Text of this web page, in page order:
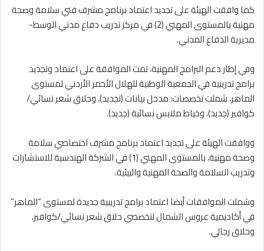
كما وافقت الهيئة على تجديد اعتماد برنامج مشرف فني سلامة وصحة
مهنية بالمستوى المهني (2) في مركز تدريب دفاع مدني الوسط-
مديرية الدفاع المدني.
وفي إطار دعم البرامج المهنية، تمت الموافقة على اعتماد وتجديد
برامج تدريبية في الجمعية الوطنية للهلال الأحمر الأردني لمستوى
الماهر، شملت تخصصات: مدخل بيانات (تجديد)، وحلاق شعر نسائي/
كوافير (جديد)، وخياط ملابس نسائية (جديد).
ووافقت الهيئة على تجديد اعتماد برنامج مشرف اختصاصي سلامة
وصحة مهنية، بالمستوى المهني (1) في الشركة الهندسية للاستشارات
وتدريب السلامة والصحة المهنية والبيئية.
وشملت الموافقات أيضا اعتماد برامج تدريبية جديدة لمستوى “الماهر”
في أكاديمية عروس الشمال لتخصصي حلاق شعر نسائي/كوافير،
وحلاق رجالي.